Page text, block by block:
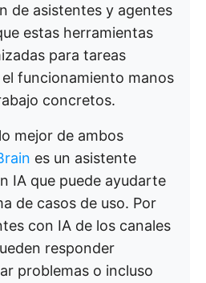
de asistentes y agentes
estas herramientas
para tareas
funcionamiento manos
concretos.
mejor de ambos
es un asistente
IA que puede ayudarte
de casos de uso. Por
con IA de los canales
responder
problemas o incluso